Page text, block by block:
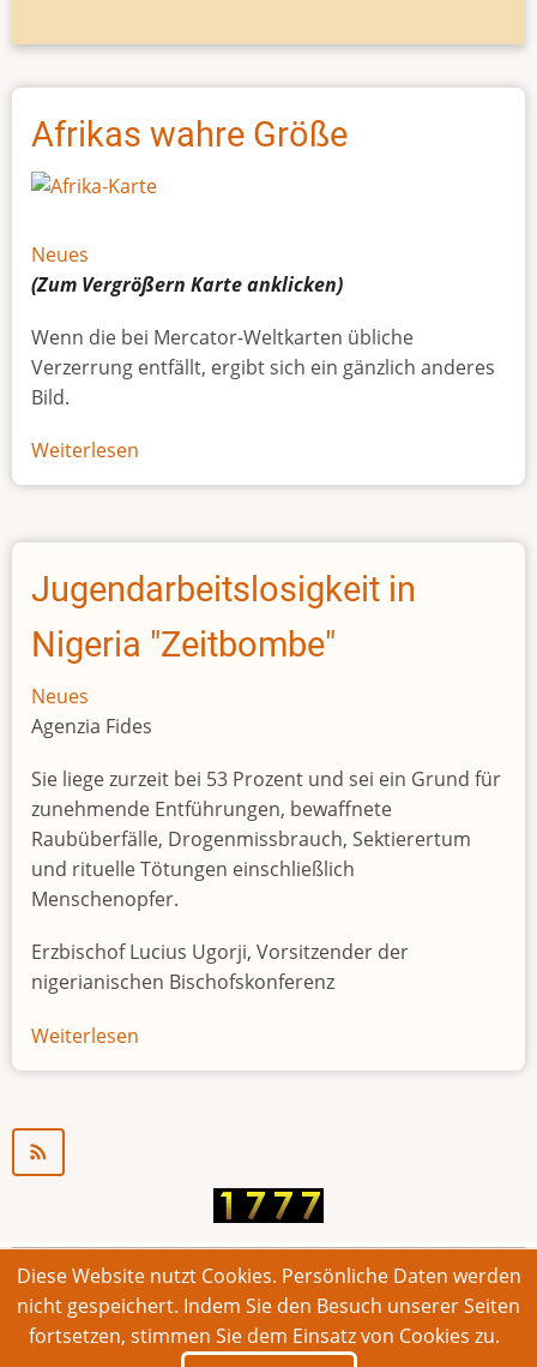
Afrikas wahre Größe
Neues
(Zum Vergrößern Karteanklicken)
Wenn die bei Mercator-Weltkarten übliche
Verzerrung entfällt, ergibt sich ein gänzlich anderes
Bild.
Weiterlesen
Afrikas
Größe
Jugendarbeitslosigkeit in
Nigeria "Zeitbombe"
Neues
Agenzia Fides
Sie liege zurzeit bei 53 Prozent und sei ein Grund für
zunehmende Entführungen, bewaffnete
Raubüberfälle, Drogenmissbrauch, Sektierertum
und rituelle Tötungen einschließlich
Menschenopfer.
Erzbischof Lucius Ugorji, Vorsitzender der
nigerianischen Bischofskonferenz
Weiterlesen
Jugendarbeitslosigkeit
© 2026 Bonner Aufruf. Alle Rechte vorbehalten.
Footer
Impressum Kontakt Intern
Diese Website nutzt Cookies. Persönliche Daten werden
nicht gespeichert. Indem Sie den Besuch unserer Seiten
fortsetzen, stimmen Sie dem Einsatz von Cookies zu.